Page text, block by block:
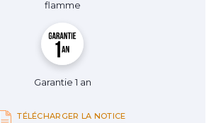
flamme
Garantie 1 an
TÉLÉCHARGER LA NOTICE